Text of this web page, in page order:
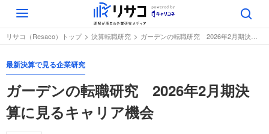
Toggle
navigation
リサコ（Resaco）トップ 決算転職研究 ガーデンの転職研究 2026年2月期決算に見るキャリア機会
最新決算で見る企業研究
ガーデンの転職研究 2026年2月期決
算に見るキャリア機会